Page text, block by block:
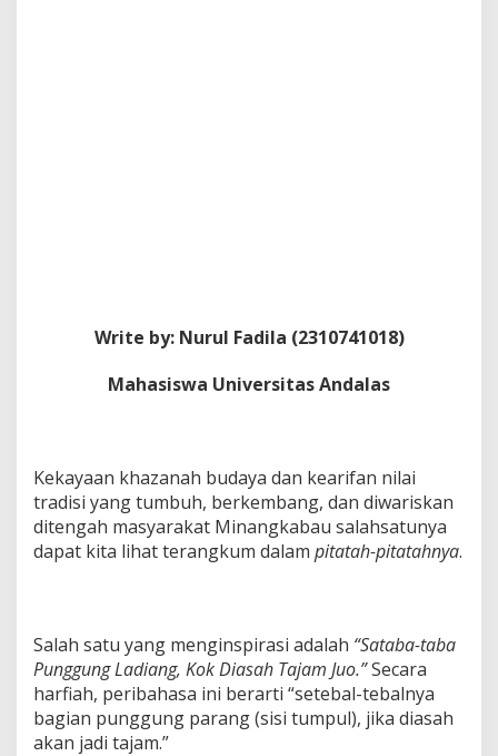
Write by: Nurul Fadila (2310741018)
Mahasiswa Universitas Andalas
Kekayaan khazanah budaya dan kearifan nilai
tradisi yang tumbuh, berkembang, dan diwariskan
ditengah masyarakat Minangkabau salahsatunya
dapat kita lihat terangkum dalam pitatah-pitatahnya.
Salah satu yang menginspirasi adalah “Sataba-taba
Punggung Ladiang, Kok Diasah Tajam Juo.”Secara
harfiah, peribahasa ini berarti “setebal-tebalnya
bagian punggung parang (sisi tumpul), jika diasah
akan jadi tajam.”